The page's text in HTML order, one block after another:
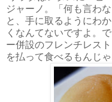
ジャーノ。「何も言わ
と、手に取るようにわ
くなんてないですよ。
ー併設のフレンチレス
を払って食べるもんじ